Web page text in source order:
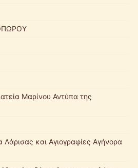
Μαρίνου Αντύπα της
και Αγιογραφίες Αγήνορα